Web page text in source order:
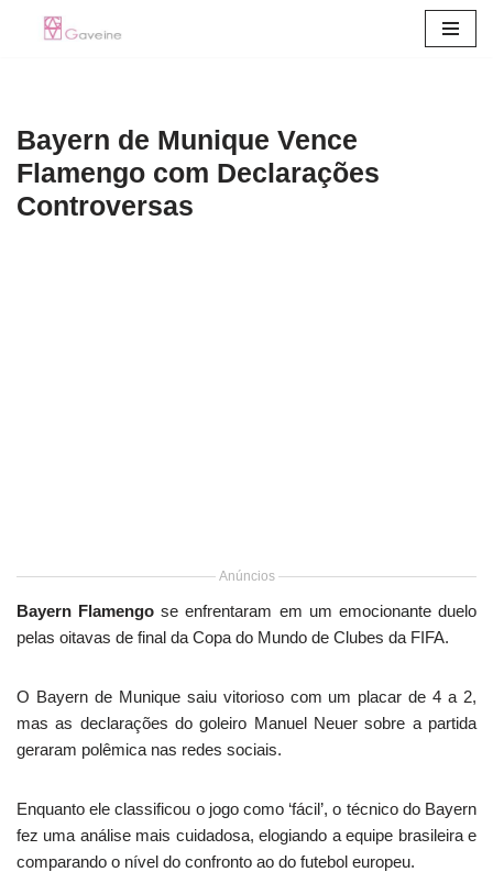
conteúdo
Bayern de Munique Vence
Flamengo com Declarações
Controversas
Anúncios
Bayern Flamengo se enfrentaram em um emocionante duelo
pelas oitavas de final da Copa do Mundo de Clubes da FIFA.
O Bayern de Munique saiu vitorioso com um placar de 4 a 2,
mas as declarações do goleiro Manuel Neuer sobre a partida
geraram polêmica nas redes sociais.
Enquanto ele classificou o jogo como ‘fácil’, o técnico do Bayern
fez uma análise mais cuidadosa, elogiando a equipe brasileira e
comparando o nível do confronto ao do futebol europeu.